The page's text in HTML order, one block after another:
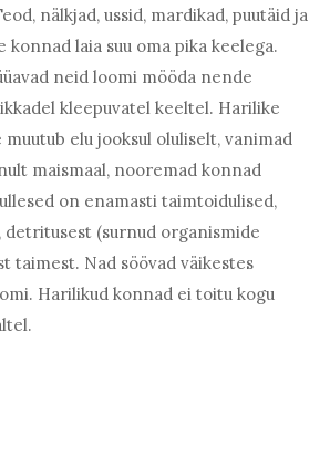
nälkjad, ussid, mardikad, puutäid ja
konnad laia suu oma pika keelega.
neid loomi mööda nende
kleepuvatel keeltel. Harilike
elu jooksul oluliselt, vanimad
maismaal, nooremad konnad
on enamasti taimtoidulised,
(surnud organismide
taimest. Nad söövad väikestes
Harilikud konnad ei toitu kogu